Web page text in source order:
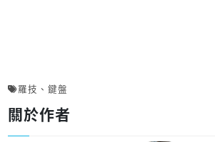
羅技 、 鍵盤
關於作者